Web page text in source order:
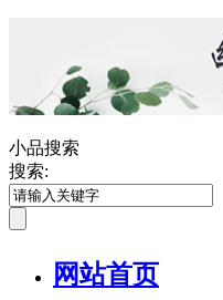
小品搜索
搜索:
网站首页